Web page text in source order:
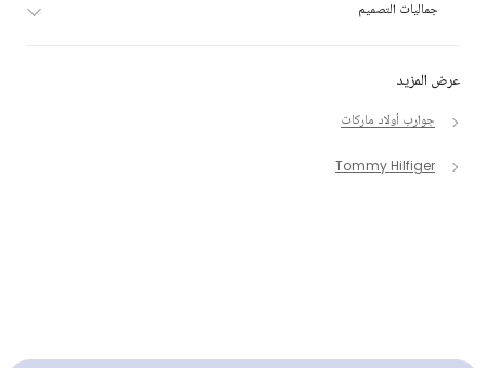
عرض المزيد
جوارب أولاد ماركات
Tommy Hilfiger
جماليات التصميم